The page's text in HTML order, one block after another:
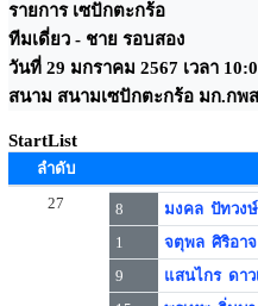
รายการ เซปักตะกร้อ
ทีมเดี่ยว - ชาย รอบสอง
วันที่ 29 มกราคม 2567 เวลา
สนาม สนามเซปักตะกร้อ มก.กพ
StartList
ลำดับ
27
8
มงคล ปัทวงษ์
1
จตุพล ศิริอาจ
9
แสนไกร ดาว